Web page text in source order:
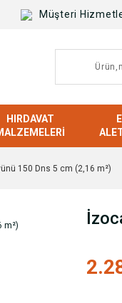
Müşteri
HIRDAVAT
150 Dns 5 cm (2,16 m²)